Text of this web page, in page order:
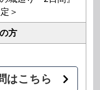
＞
方
はこちら